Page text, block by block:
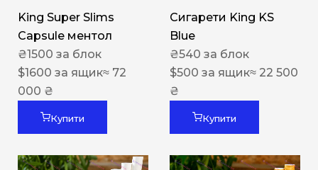
King Super Slims
Capsule ментол
₴1500 за блок
$1600 за ящик≈ 72
000 ₴
Купити
Сигарети King KS
Blue
₴540 за блок
$500 за ящик≈ 22 500
₴
Купити